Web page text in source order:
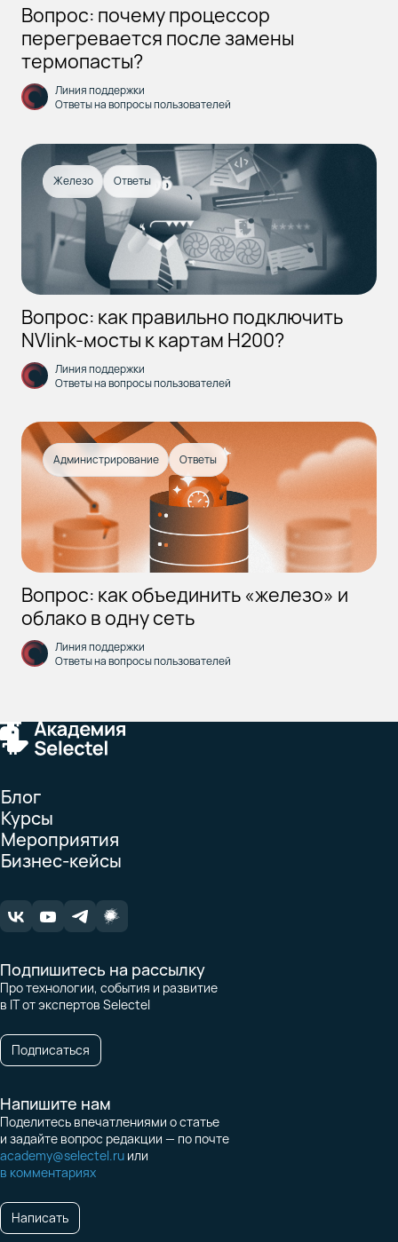
Вопрос: почему процессор
перегревается после замены
термопасты?
Линия поддержки
Ответы на вопросы пользователей
Железо Ответы
Вопрос: как правильно подключить
NVlink-мосты к картам H200?
Линия поддержки
Ответы на вопросы пользователей
Администрирование Ответы
Вопрос: как объединить «железо» и
облако в одну сеть
Линия поддержки
Ответы на вопросы пользователей
Блог
Курсы
Мероприятия
Бизнес-кейсы
Подпишитесь на рассылку
Про технологии, события и развитие
в IT от экспертов Selectel
Подписаться
Напишите нам
Поделитесь впечатлениями о статье
и задайте вопрос редакции — по почте
academy@selectel.ru или
в комментариях
Написать